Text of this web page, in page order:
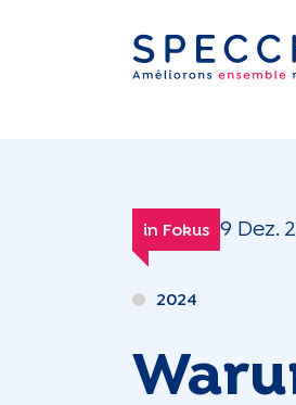
in Fokus 9 Dez.
2024